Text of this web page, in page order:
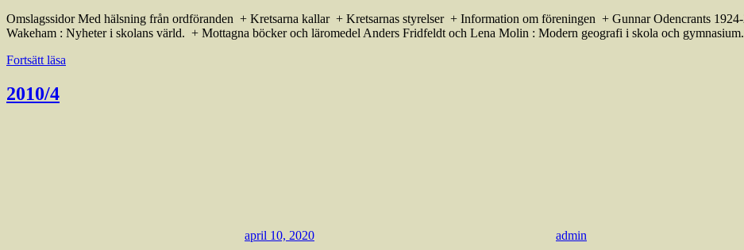
Omslagssidor Med hälsning från ordföranden + Kretsarna kallar + Kretsarnas styrelser + Information om föreningen + Gunnar Odencrants
Wakeham : Nyheter i skolans värld. + Mottagna böcker och läromedel Anders Fridfeldt och Lena Molin : Modern geografi i skola och
Fortsätt läsa
2010/4
april 10, 2020
admin